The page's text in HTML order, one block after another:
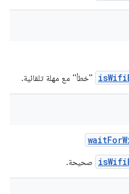
"خطأ" مع مهلة تلقائية.
waitFor
صحيحة.